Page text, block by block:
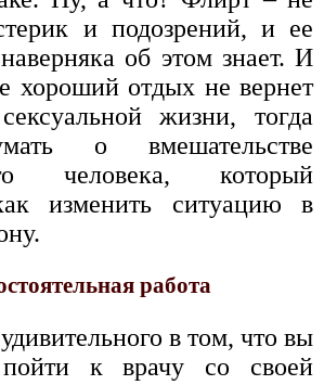
и подозрений, и ее
об этом знает. И
хороший отдых не вернет
жизни, тогда
о вмешательстве
человека, который
изменить ситуацию в
работа
в том, что вы
пойти к врачу со своей